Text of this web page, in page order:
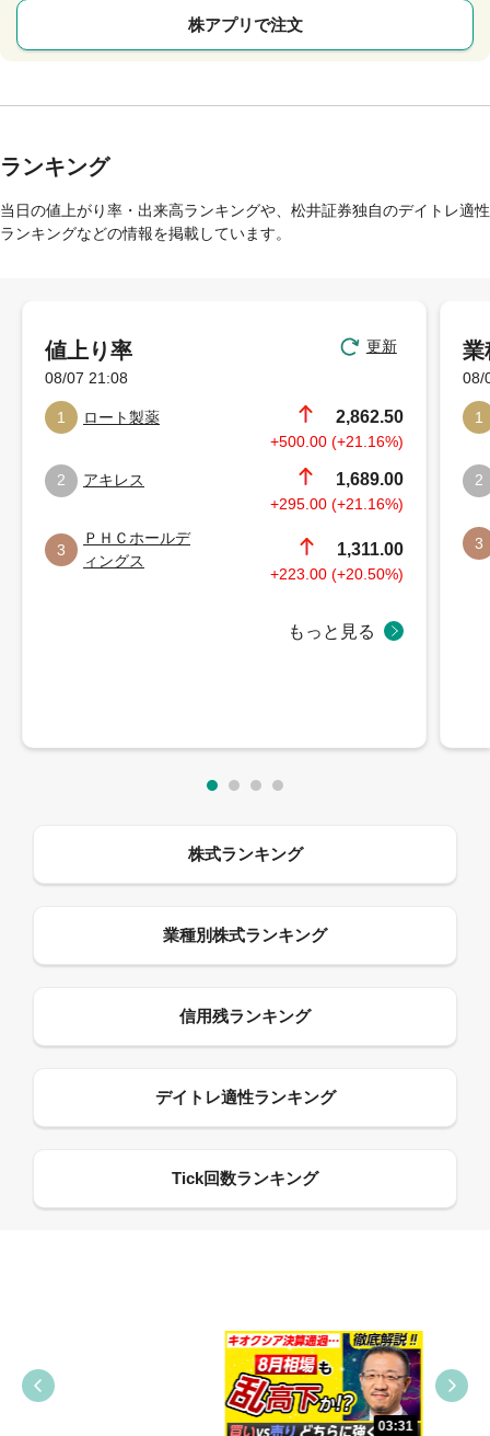
株アプリで注文
ランキング
当日の値上がり率・出来高ランキングや、松井証券独自のデイトレ適性
ランキングなどの情報を掲載しています。
03:31